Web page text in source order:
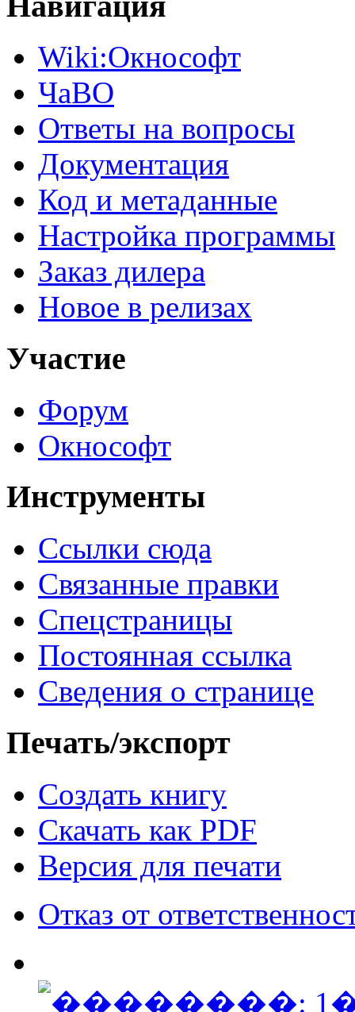
Wiki:Окнософт
ЧаВО
Ответы на вопросы
Документация
Код и метаданные
Настройка программы
Заказ дилера
Новое в релизах
Участие
Форум
Окнософт
Инструменты
Ссылки сюда
Связанные правки
Спецстраницы
Постоянная ссылка
Сведения о странице
Печать/экспорт
Создать книгу
Скачать как PDF
Версия для печати
Отказ от